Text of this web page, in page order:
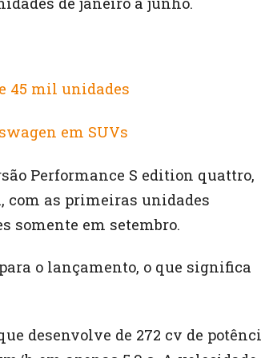
45 mil unidades
em SUVs
Performance S edition quattro,
com as primeiras unidades
somente em setembro.
o lançamento, o que significa
desenvolve de 272 cv de